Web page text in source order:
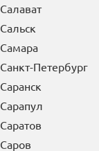
Салават
Сальск
Самара
Санкт-Петербург
Саранск
Сарапул
Саратов
Саров